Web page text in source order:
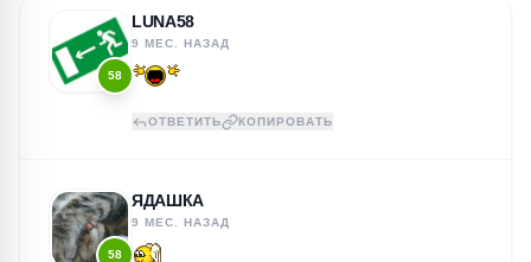
58
LUNA58
9 МЕС. НАЗАД
ОТВЕТИТЬ КОПИРОВАТЬ
58
ЯДАШКА
9 МЕС. НАЗАД